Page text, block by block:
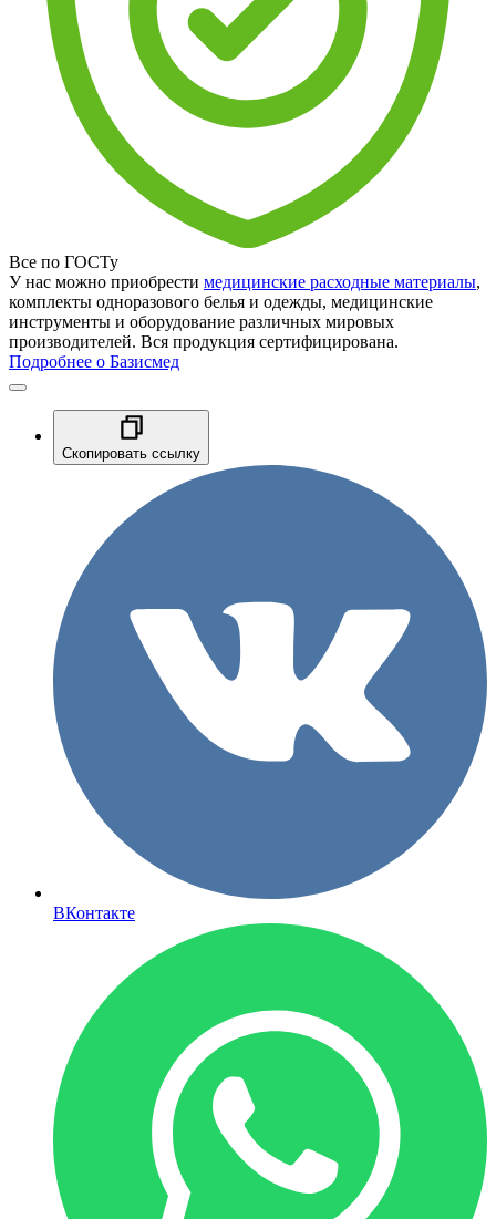
Все по ГОСТу
У нас можно приобрести медицинские расходные материалы,
комплекты одноразового белья и одежды, медицинские
инструменты и оборудование различных мировых
производителей. Вся продукция сертифицирована.
Подробнее о Базисмед
Скопировать ссылку
ВКонтакте